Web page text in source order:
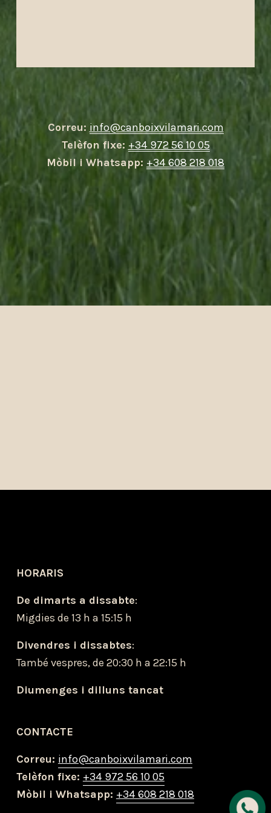
Correu: info@canboixvilamari.com
Telèfon fixe: +34 972 56 10 05
Mòbil i Whatsapp: +34 608 218 018
HORARIS
De dimarts a dissabte:
Migdies de 13 h a 15:15 h
Divendres i dissabtes:
També vespres, de 20:30 h a 22:15 h
Diumenges i dilluns tancat
CONTACTE
Correu: info@canboixvilamari.com
Telèfon fixe: +34 972 56 10 05
Mòbil i Whatsapp: +34 608 218 018